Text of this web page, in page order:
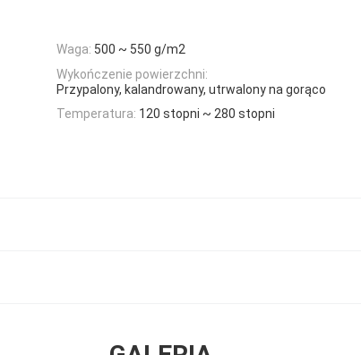
Waga: 500 ~ 550 g/m2
Wykończenie powierzchni:
Przypalony, kalandrowany, utrwalony na gorąco
Temperatura: 120 stopni ~ 280 stopni